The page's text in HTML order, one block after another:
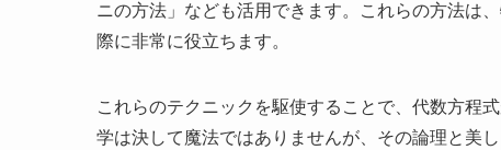
ニの方法」なども活用できます。これらの方法は
際に非常に役立ちます。
これらのテクニックを駆使することで、代数方程
学は決して魔法ではありませんが、その論理と美